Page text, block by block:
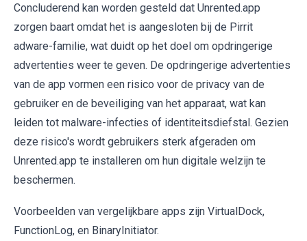
Concluderend kan worden gesteld dat Unrented.app
zorgen baart omdat het is aangesloten bij de Pirrit
adware-familie, wat duidt op het doel om opdringerige
advertenties weer te geven. De opdringerige advertenties
van de app vormen een risico voor de privacy van de
gebruiker en de beveiliging van het apparaat, wat kan
leiden tot malware-infecties of identiteitsdiefstal. Gezien
deze risico's wordt gebruikers sterk afgeraden om
Unrented.app te installeren om hun digitale welzijn te
beschermen.
Voorbeelden van vergelijkbare apps zijn VirtualDock,
FunctionLog, en BinaryInitiator.